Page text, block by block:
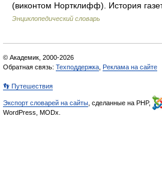
(виконтом Нортклифф). История
Энциклопедический словарь
© Академик, 2000-2026
Обратная связь: Техподдержка Реклама на сайте
👣 Путешествия
Экспорт словарей на сайты , сделанные на PHP,
WordPress, MODx.